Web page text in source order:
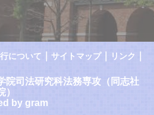
について サイトマップ｜ リンク
院司法研究科法務専攻（同志社
by gram